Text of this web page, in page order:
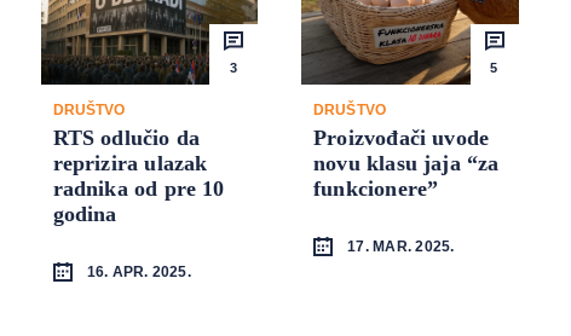
3
DRUŠTVO
RTS odlučio da
reprizira ulazak
radnika od pre 10
godina
16. APR. 2025.
5
DRUŠTVO
Proizvođači uvode
novu klasu jaja “za
funkcionere”
17. MAR. 2025.